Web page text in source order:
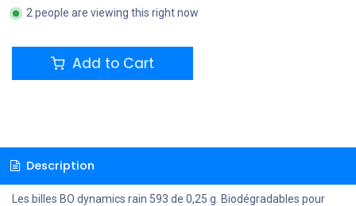
2 people are viewing this right now
Add to Cart
Description
Les billes BO dynamics rain 593 de 0,25 g. Biodégradables pour